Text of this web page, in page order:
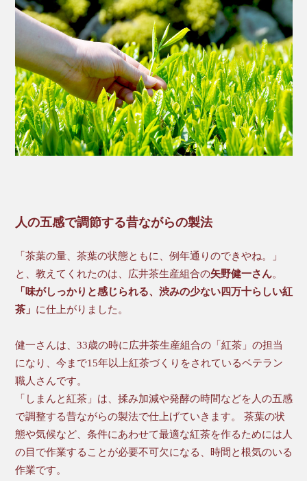
人の五感で調節する昔ながらの製法
「茶葉の量、茶葉の状態ともに、例年通りのできやね。」
と、教えてくれたのは、広井茶生産組合の矢野健一さん。
「味がしっかりと感じられる、渋みの少ない四万十らしい紅
茶」 に仕上がりました。
健一さんは、33歳の時に広井茶生産組合の「紅茶」の担当
になり、今まで15年以上紅茶づくりをされているベテラン
職人さんです。
「しまんと紅茶」は、揉み加減や発酵の時間などを人の五感
で調整する昔ながらの製法で仕上げていきます。 茶葉の状
態や気候など、条件にあわせて最適な紅茶を作るためには人
の目で作業することが必要不可欠になる、時間と根気のいる
作業です。